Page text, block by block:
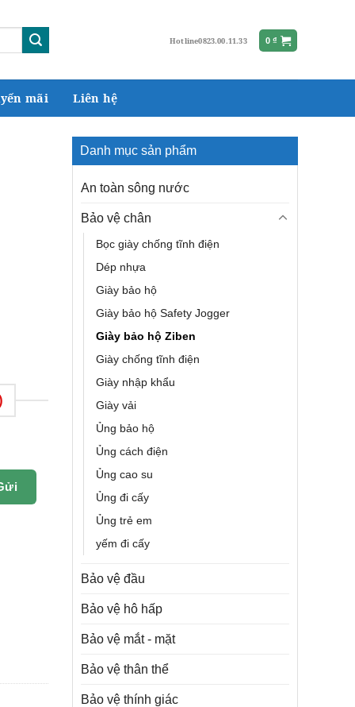
Hotline0823.00.11.33 0₫
mãi Liên hệ
Danh mục sản phẩm
An toàn sông nước
Bảo vệ chân
Bọc giày chống tĩnh điện
Dép nhựa
Giày bảo hộ
Giày bảo hộ Safety Jogger
Giày bảo hộ Ziben
Giày chống tĩnh điện
Giày nhập khẩu
Giày vải
Ủng bảo hộ
Ủng cách điện
Ủng cao su
Ủng đi cấy
Ủng trẻ em
yếm đi cấy
Bảo vệ đầu
Bảo vệ hô hấp
Bảo vệ mắt - mặt
Bảo vệ thân thể
Bảo vệ thính giác